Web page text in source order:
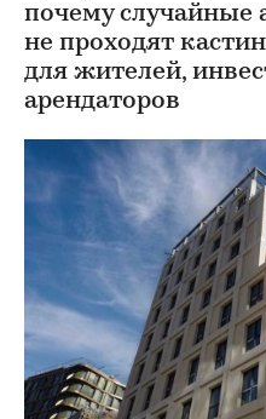
почему случайные
не проходят
для жителей,
арендаторов